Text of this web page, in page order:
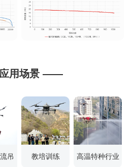
用场景 ——
吊 教培训练 高温特种行业